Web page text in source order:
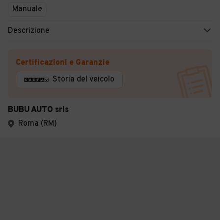
Manuale
Descrizione
Certificazioni e Garanzie
Storia del veicolo
BUBU AUTO srls
Roma (RM)